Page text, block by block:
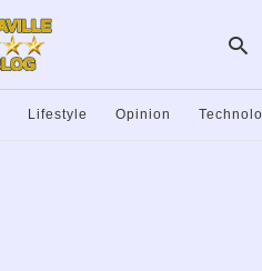
Lifestyle Opinion